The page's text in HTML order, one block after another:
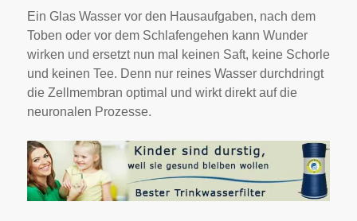
Ein Glas Wasser vor den Hausaufgaben, nach dem
Toben oder vor dem Schlafengehen kann Wunder
wirken und ersetzt nun mal keinen Saft, keine Schorle
und keinen Tee. Denn nur reines Wasser durchdringt
die Zellmembran optimal und wirkt direkt auf die
neuronalen Prozesse.